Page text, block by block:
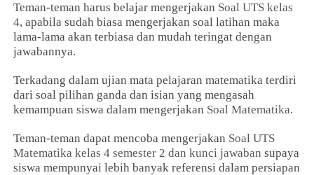
Teman-teman harus belajar mengerjakan Soal UTS kelas
4, apabila sudah biasa mengerjakan soal latihan maka
lama-lama akan terbiasa dan mudah teringat dengan
jawabannya.
Terkadang dalam ujian mata pelajaran matematika terdiri
dari soal pilihan ganda dan isian yang mengasah
kemampuan siswa dalam mengerjakan Soal Matematika.
Teman-teman dapat mencoba mengerjakan Soal UTS
Matematika kelas 4 semester 2 dan kunci jawabansupaya
siswa mempunyai lebih banyak referensi dalam persiapan